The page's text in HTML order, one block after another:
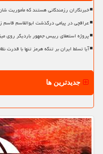
خبرنگاران رزمندگانی هستند که مأموریت
عراقچی در پیامی درگذشت ابوالقاسم قاسم
پروژه استعفای رییس جمهور باردیگر روی
آیا تسلط ایران بر تنگه هرمز تنها با قدرت
جدیدترین ها